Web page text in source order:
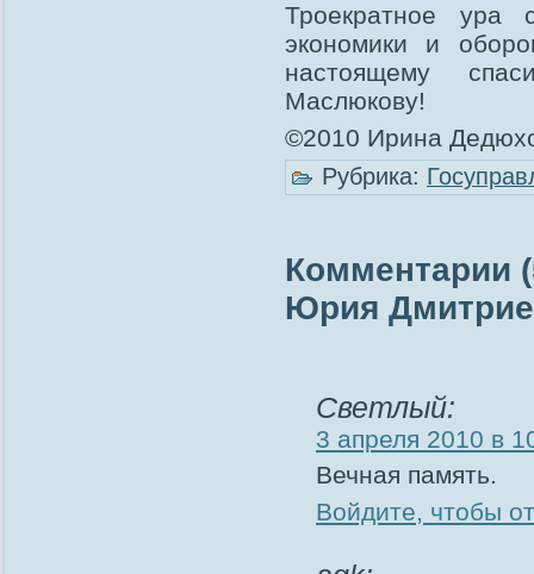
Троекратное ура
экономики и
настоящему
Маслюкову!
©2010 Ирина
Рубрика:
Комментарии
Юрия
Светлый:
3 апреля 2010 в
Вечная память.
Войдите, чтобы